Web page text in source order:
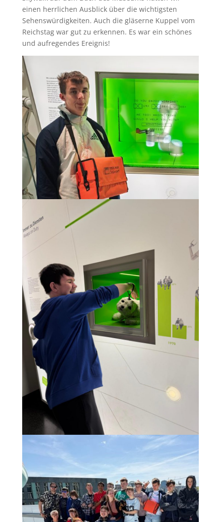
einen herrlichen Ausblick über die wichtigsten
Sehenswürdigkeiten. Auch die gläserne Kuppel vom
Reichstag war gut zu erkennen. Es war ein schönes
und aufregendes Ereignis!